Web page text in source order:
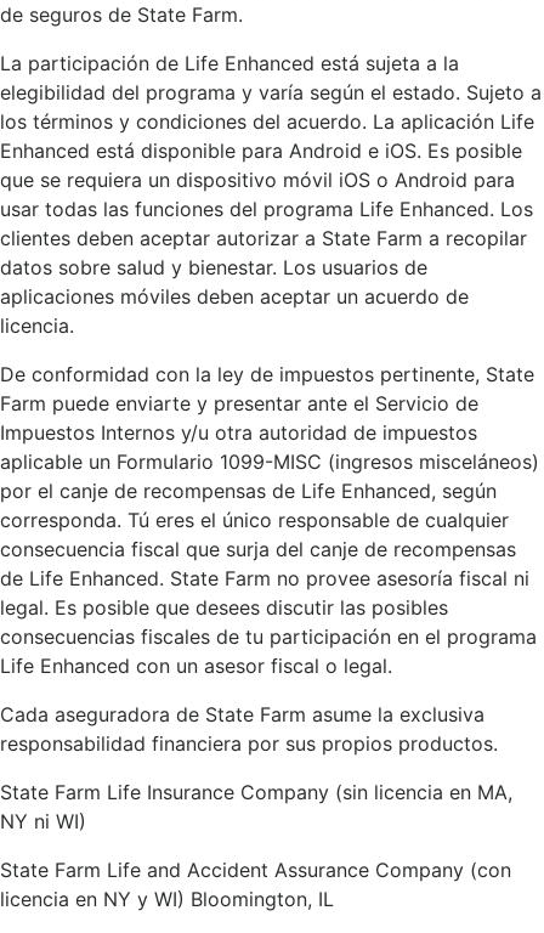
de seguros de State Farm.
La participación de Life Enhanced está sujeta a la
elegibilidad del programa y varía según el estado. Sujeto a
los términos y condiciones del acuerdo. La aplicación Life
Enhanced está disponible para Android e iOS. Es posible
que se requiera un dispositivo móvil iOS o Android para
usar todas las funciones del programa Life Enhanced. Los
clientes deben aceptar autorizar a State Farm a recopilar
datos sobre salud y bienestar. Los usuarios de
aplicaciones móviles deben aceptar un acuerdo de
licencia.
De conformidad con la ley de impuestos pertinente, State
Farm puede enviarte y presentar ante el Servicio de
Impuestos Internos y/u otra autoridad de impuestos
aplicable un Formulario 1099-MISC (ingresos misceláneos)
por el canje de recompensas de Life Enhanced, según
corresponda. Tú eres el único responsable de cualquier
consecuencia fiscal que surja del canje de recompensas
de Life Enhanced. State Farm no provee asesoría fiscal ni
legal. Es posible que desees discutir las posibles
consecuencias fiscales de tu participación en el programa
Life Enhanced con un asesor fiscal o legal.
Cada aseguradora de State Farm asume la exclusiva
responsabilidad financiera por sus propios productos.
State Farm Life Insurance Company (sin licencia en MA,
NY ni WI)
State Farm Life and Accident Assurance Company (con
licencia en NY y WI) Bloomington, IL